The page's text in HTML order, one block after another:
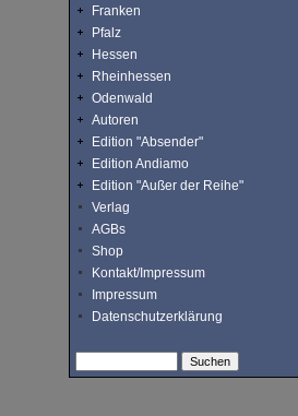
Franken
Pfalz
Hessen
Rheinhessen
Odenwald
Autoren
Edition "Absender"
Edition Andiamo
Edition "Außer der Reihe"
Verlag
AGBs
Shop
Kontakt/Impressum
Impressum
Datenschutzerklärung